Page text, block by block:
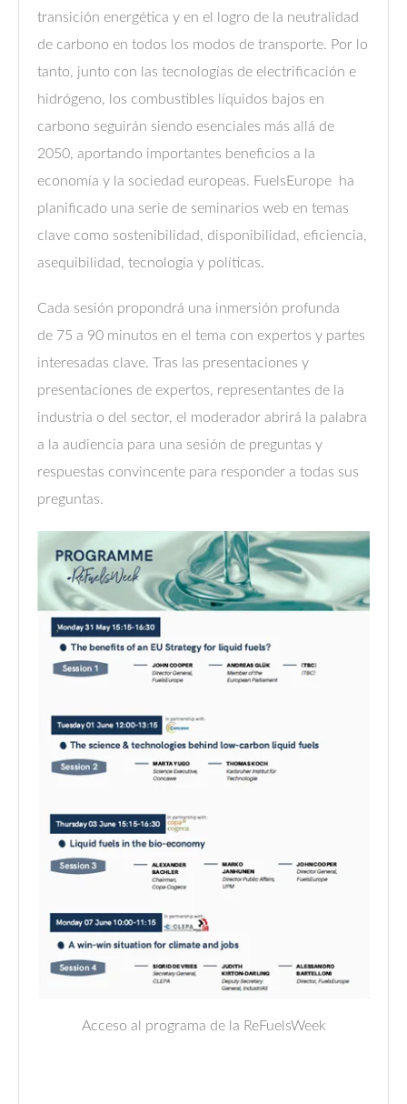
transición energética y en el logro de la neutralidad
de carbono en todos los modos de transporte. Por lo
tanto, junto con las tecnologías de electrificación e
hidrógeno, los combustibles líquidos bajos en
carbono seguirán siendo esenciales más allá de
2050, aportando importantes beneficios a la
economía y la sociedad europeas. FuelsEurope ha
planificado una serie de seminarios web en temas
clave como sostenibilidad, disponibilidad, eficiencia,
asequibilidad, tecnología y políticas.
Cada sesión propondrá una inmersión profunda
de 75 a 90 minutos en el tema con expertos y partes
interesadas clave. Tras las presentaciones y
presentaciones de expertos, representantes de la
industria o del sector, el moderador abrirá la palabra
a la audiencia para una sesión de preguntas y
respuestas convincente para responder a todas sus
preguntas.
Acceso al programa de la ReFuelsWeek